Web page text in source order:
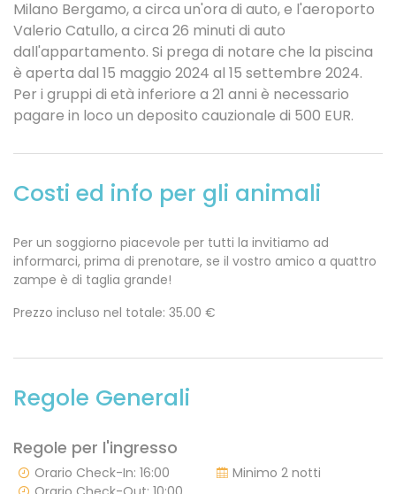
Milano Bergamo, a circa un'ora di auto, e l'aeroporto
Valerio Catullo, a circa 26 minuti di auto
dall'appartamento. Si prega di notare che la piscina
è aperta dal 15 maggio 2024 al 15 settembre 2024.
Per i gruppi di età inferiore a 21 anni è necessario
pagare in loco un deposito cauzionale di 500 EUR.
Costi ed info per gli animali
Per un soggiorno piacevole per tutti la invitiamo ad
informarci, prima di prenotare, se il vostro amico a quattro
zampe è di taglia grande!
Prezzo incluso nel totale: 35.00 €
Regole Generali
Regole per l'ingresso
Orario Check-In: 16:00
Minimo 2 notti